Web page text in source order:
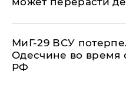
МиГ-29 ВСУ
Одесчине во время
РФ